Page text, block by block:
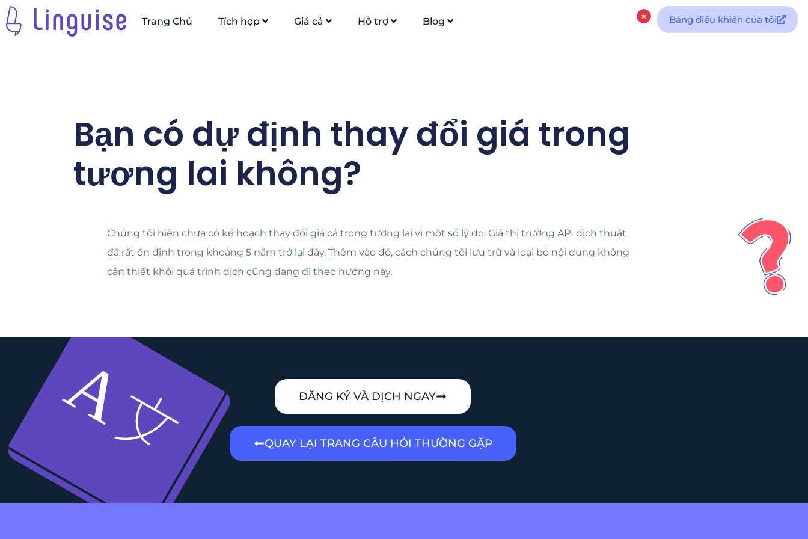
Trang Chủ Tích hợp Giá cả Hỗ trợ Blog Bảng điều khiển của tôi
Bạn có dự định thay đổi giá trong
tương lai không?
Chúng tôi hiện chưa có kế hoạch thay đổi giá cả trong tương lai vì một số lý do. Giá thị trường API dịch thuật
đã rất ổn định trong khoảng 5 năm trở lại đây. Thêm vào đó, cách chúng tôi lưu trữ và loại bỏ nội dung không
cần thiết khỏi quá trình dịch cũng đang đi theo hướng này.
ĐĂNG KÝ VÀ DỊCH NGAY
QUAY LẠI TRANG CÂU HỎI THƯỜNG GẶP